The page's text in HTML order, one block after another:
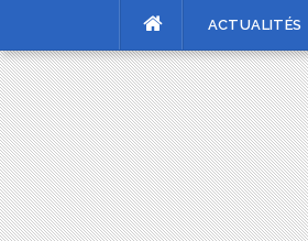
content
ACTUALITÉS